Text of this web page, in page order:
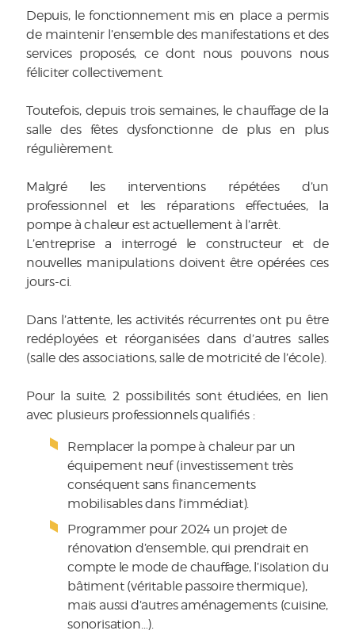
Depuis, le fonctionnement mis en place a permis
de maintenir l’ensemble des manifestations et des
services proposés, ce dont nous pouvons nous
féliciter collectivement.
Toutefois, depuis trois semaines, le chauffage de la
salle des fêtes dysfonctionne de plus en plus
régulièrement.
Malgré les interventions répétées d’un
professionnel et les réparations effectuées, la
pompe à chaleur est actuellement à l’arrêt.
L’entreprise a interrogé le constructeur et de
nouvelles manipulations doivent être opérées ces
jours-ci.
Dans l’attente, les activités récurrentes ont pu être
redéployées et réorganisées dans d’autres salles
(salle des associations, salle de motricité de l’école).
Pour la suite, 2 possibilités sont étudiées, en lien
avec plusieurs professionnels qualifiés :
Remplacer la pompe à chaleur par un
équipement neuf (investissement très
conséquent sans financements
mobilisables dans l’immédiat).
Programmer pour 2024 un projet de
rénovation d’ensemble, qui prendrait en
compte le mode de chauffage, l’isolation du
bâtiment (véritable passoire thermique),
mais aussi d’autres aménagements (cuisine,
sonorisation…).